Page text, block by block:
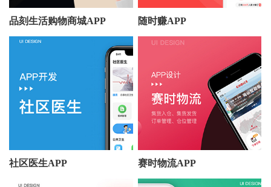
品刻生活购物商城APP 随时赚APP
社区医生APP 赛时物流APP